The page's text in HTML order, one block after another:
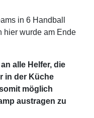
in 6 Handball
hier wurde am Ende
alle Helfer, die
in der Küche
möglich
austragen zu